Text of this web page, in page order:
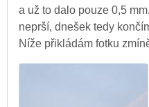
a už to dalo pouze 0,5
neprší, dnešek tedy
Níže přikládám fotku